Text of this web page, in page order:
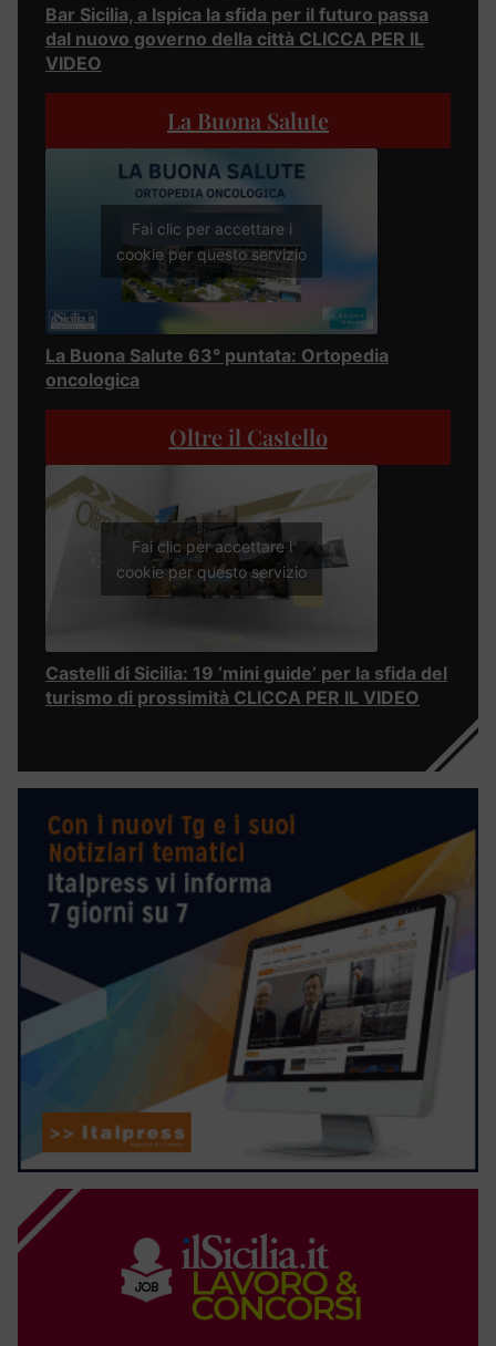
Bar Sicilia, a Ispica la sfida per il futuro passa
dal nuovo governo della città CLICCA PER IL
VIDEO
La Buona Salute
Fai clic per accettare i
cookie per questo servizio
La Buona Salute 63° puntata: Ortopedia
oncologica
Oltre il Castello
Fai clic per accettare i
cookie per questo servizio
Castelli di Sicilia: 19 ‘mini guide’ per la sfida del
turismo di prossimità CLICCA PER IL VIDEO